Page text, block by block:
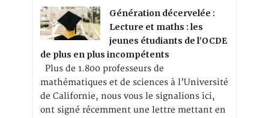
Génération décervelée :
Lecture et maths : les
jeunes étudiants de l’OCDE
de plus en plus incompétents
Plus de 1.800 professeurs de
mathématiques et de sciences à l’Université
de Californie, nous vous le signalions ici,
ont signé récemment une lettre mettant en